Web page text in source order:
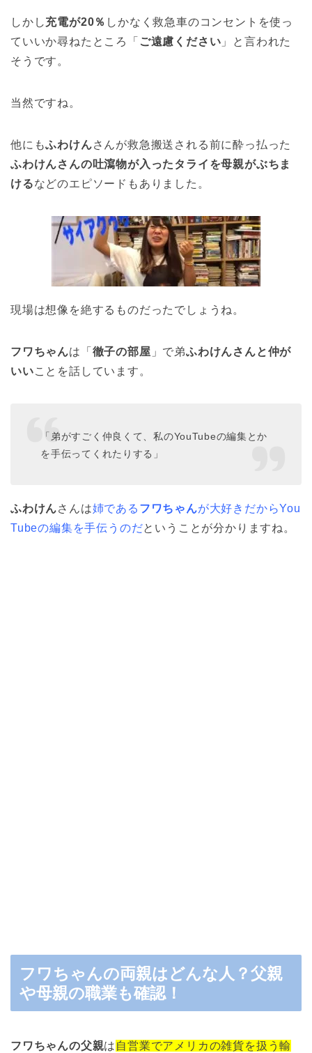
しかし充電が20％ しかなく救急車のコンセントを使っ
ていいか尋ねたところ「 ご遠慮ください 」と言われた
そうです。
当然ですね。
他にもふわけんさんが救急搬送される前に酔っ払った
ふわけんさんの吐瀉物が入ったタライを母親がぶちま
けるなどのエピソードもありました。
現場は想像を絶するものだったでしょうね。
フワちゃんは「 徹子の部屋 」で弟ふわけんさんと仲が
いいことを話しています。
「弟がすごく仲良くて、私のYouTubeの編集とか
を手伝ってくれたりする」
ふわけんさんは姉である フワちゃんが大好きだからYou
Tubeの編集を手伝うのだということが分かりますね。
フワちゃんの両親はどんな人？父親
や母親の職業も確認！
フワちゃんの父親は 自営業でアメリカの雑貨を扱う輸